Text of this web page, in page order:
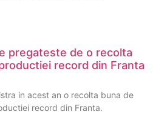
pregateste de o recolta
record din Franta
in acest an o recolta buna de
record din Franta.